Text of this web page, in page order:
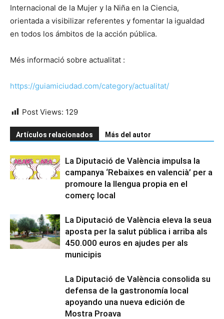
Internacional de la Mujer y la Niña en la Ciencia,
orientada a visibilizar referentes y fomentar la igualdad
en todos los ámbitos de la acción pública.
Més informació sobre actualitat :
https://guiamiciudad.com/category/actualitat/
Post Views: 129
Artículos relacionados Más del autor
La Diputació de València impulsa la
campanya ‘Rebaixes en valencià’ per a
promoure la llengua propia en el
comerç local
La Diputació de València eleva la seua
aposta per la salut pública i arriba als
450.000 euros en ajudes per als
municipis
La Diputació de València consolida su
defensa de la gastronomía local
apoyando una nueva edición de
Mostra Proava